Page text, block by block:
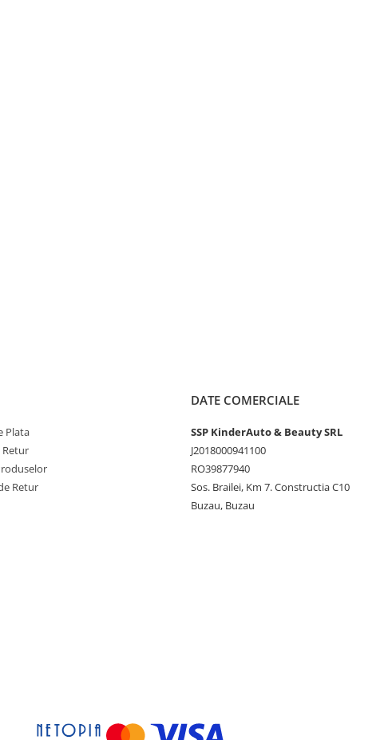
Plata
Retur
Retur
DATE COMERCIALE
SSP KinderAuto & Beauty SRL
J2018000941100
RO39877940
Sos. Brailei, Km 7. Constructia C10
Buzau, Buzau